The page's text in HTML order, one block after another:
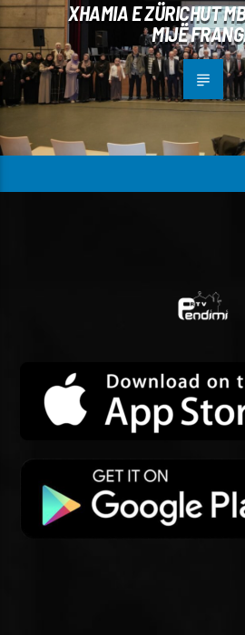
XHAMIA E ZÜRICHUT
MIJË